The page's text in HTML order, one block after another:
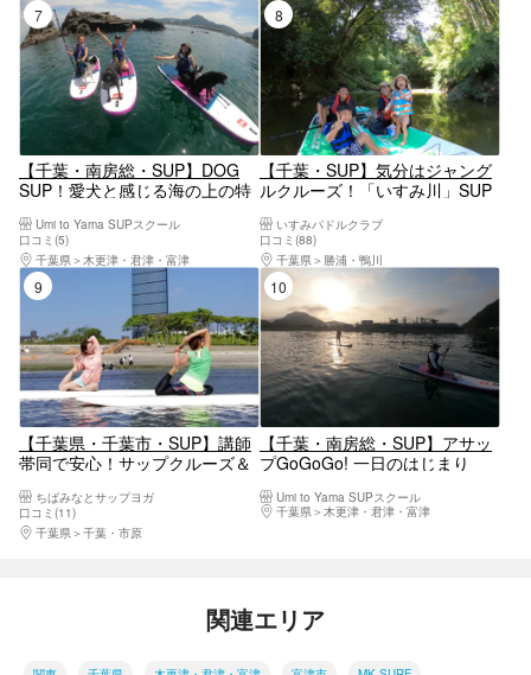
7位
【千葉・南房総・SUP】DOG
SUP！愛犬と感じる海の上の特
迎！ワンちゃんと相乗りSUPで
思い出をつくろう！
Umi to Yama SUPスクール
口コミ(5)
千葉県
木更津・君津・富津
8位
【千葉・SUP】気分はジャング
ルクルーズ！「いすみ川」SUP
いすみパドルクラブ
口コミ(88)
千葉県
勝浦・鴨川
【千葉県・千葉市・SUP】講師
帯同で安心！サップクルーズ＆
ちばみなとサップヨガ
口コミ(11)
千葉県
千葉・市原
10位
【千葉・南房総・SUP】アサッ
プGoGoGo! 一日のはじまり
Umi to Yama SUPスクール
千葉県
木更津・君津・富津
関連エリア